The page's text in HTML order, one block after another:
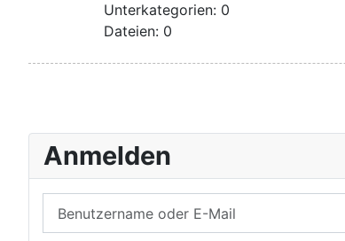
Unterkategorien: 0
Dateien: 0
Anmelden